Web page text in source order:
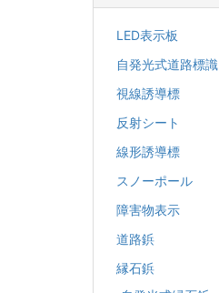
LED表示板
自発光式道路標識
視線誘導標
反射シート
線形誘導標
スノーポール
障害物表示
道路鋲
縁石鋲